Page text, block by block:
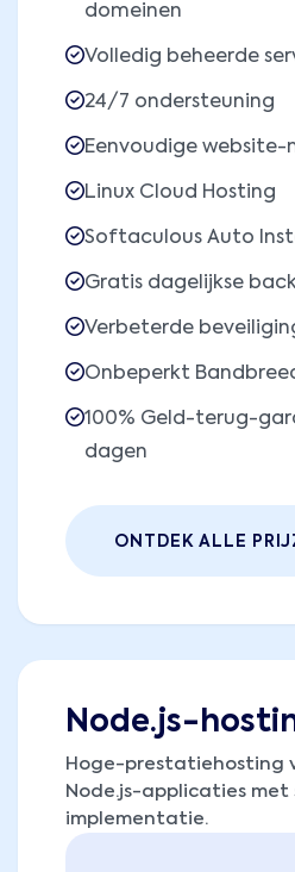
domeinen
Volledig beheerde
24/7 ondersteuning
Eenvoudige
Linux Cloud Hosting
Softaculous Auto
Gratis dagelijkse
Verbeterde
Onbeperkt
100% Geld-terug-
dagen
ONTDEK ALLE
Node.js-
Hoge-prestatiehosting
Node.js-applicaties met
implementatie.